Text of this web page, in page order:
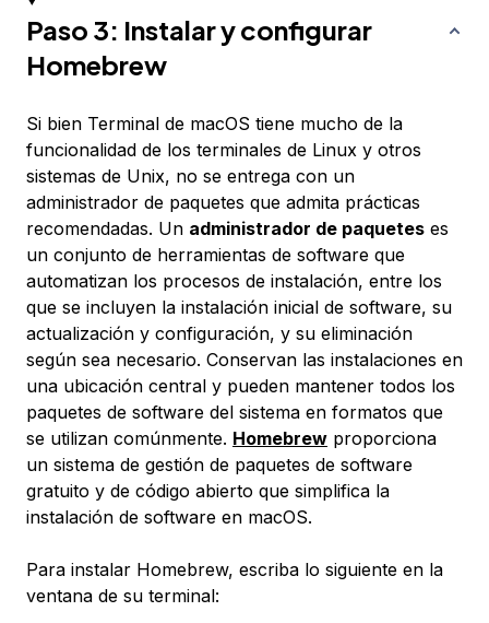
Paso 3: Instalar y configurar
Homebrew
Si bien Terminal de macOS tiene mucho de la
funcionalidad de los terminales de Linux y otros
sistemas de Unix, no se entrega con un
administrador de paquetes que admita prácticas
recomendadas. Un administrador de paquetes es
un conjunto de herramientas de software que
automatizan los procesos de instalación, entre los
que se incluyen la instalación inicial de software, su
actualización y configuración, y su eliminación
según sea necesario. Conservan las instalaciones en
una ubicación central y pueden mantener todos los
paquetes de software del sistema en formatos que
se utilizan comúnmente. Homebrew proporciona
un sistema de gestión de paquetes de software
gratuito y de código abierto que simplifica la
instalación de software en macOS.
Para instalar Homebrew, escriba lo siguiente en la
ventana de su terminal: